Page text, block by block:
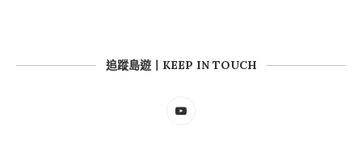
追蹤島遊丨KEEP IN TOUCH